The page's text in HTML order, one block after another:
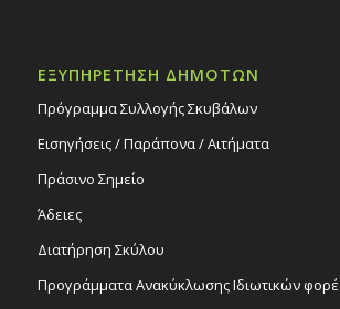
ΕΞΥΠΗΡΕΤΗΣΗ ΔΗΜΟΤΩΝ
Πρόγραμμα Συλλογής Σκυβάλων
Εισηγήσεις / Παράπονα / Αιτήματα
Πράσινο Σημείο
Άδειες
Διατήρηση Σκύλου
Προγράμματα Ανακύκλωσης Ιδιωτικών